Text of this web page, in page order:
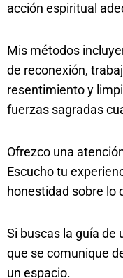
acción espiritual
Mis métodos
de reconexión,
resentimiento y
fuerzas sagradas
Ofrezco una
Escucho tu
honestidad sobre lo
Si buscas la guía
que se comunique
un espacio.